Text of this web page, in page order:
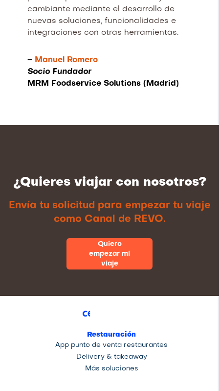
cambiante mediante el desarrollo de
nuevas soluciones, funcionalidades e
integraciones con otras herramientas.
– Manuel Romero
Socio Fundador
MRM Foodservice Solutions (Madrid)
¿Quieres viajar con nosotros?
Envía tu solicitud para empezar tu viaje
como Canal de REVO.
Quiero
empezar mi
viaje
Restauración
App punto de venta restaurantes
Delivery & takeaway
Más soluciones